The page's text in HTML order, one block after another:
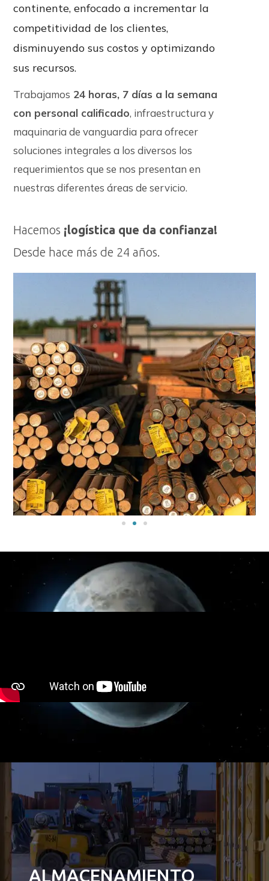
continente, enfocado a incrementar la
competitividad de los clientes,
disminuyendo sus costos y optimizando
sus recursos.
Trabajamos 24 horas, 7 días a la semana
con personal calificado, infraestructura y
maquinaria de vanguardia para ofrecer
soluciones integrales a los diversos los
requerimientos que se nos presentan en
nuestras diferentes áreas de servicio.
Hacemos ¡logística que da confianza!
Desde hace más de 24 años.
ALMACENAMIENTO